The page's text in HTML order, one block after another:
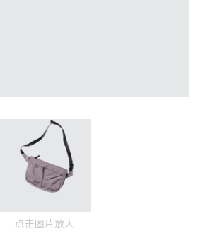
点击图片放大